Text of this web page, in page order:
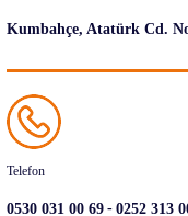
Kumbahçe, Atatürk Cd.
Telefon
0530 031 00 69-0252 313